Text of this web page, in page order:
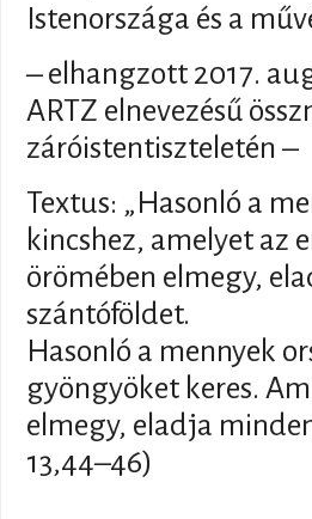
Istenországa és a
– elhangzott 2017.
ARTZ elnevezésű
záróistentiszteletén –
Textus: „Hasonló a
kincshez, amelyet
örömében elmegy,
szántóföldet.
Hasonló a mennyek
gyöngyöket keres.
elmegy, eladja
13,44–46)